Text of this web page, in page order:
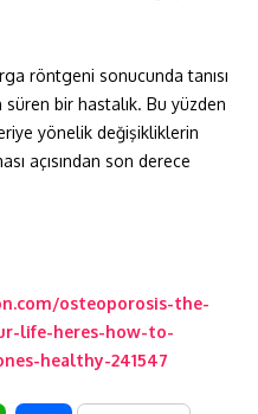
röntgeni sonucunda tanısı
bir hastalık. Bu yüzden
yönelik değişikliklerin
açısından son derece
osteoporosis-the-
life-heres-how-to-
healthy-241547